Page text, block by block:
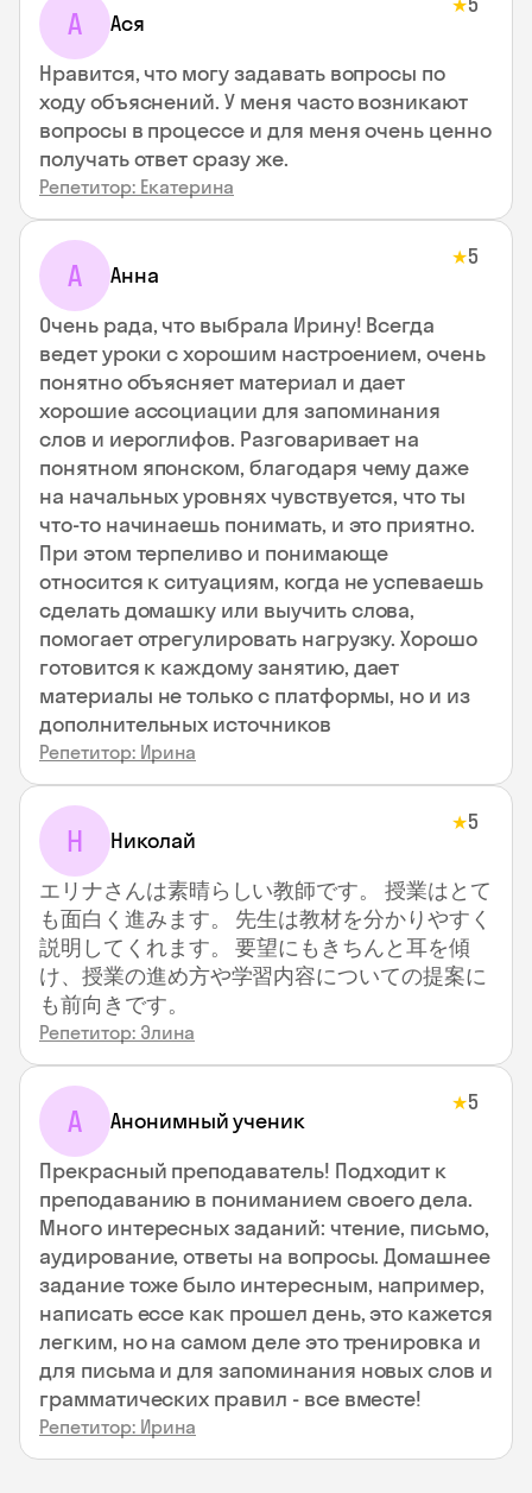
А Ася
★
Нравится, что могу задавать вопросы по
ходу объяснений. У меня часто возникают
вопросы в процессе и для меня очень ценно
получать ответ сразу же.
Репетитор: Екатерина
А Анна
★5
Очень рада, что выбрала Ирину! Всегда
ведет уроки с хорошим настроением, очень
понятно объясняет материал и дает
хорошие ассоциации для запоминания
слов и иероглифов. Разговаривает на
понятном японском, благодаря чему даже
на начальных уровнях чувствуется, что ты
что-то начинаешь понимать, и это приятно.
При этом терпеливо и понимающе
относится к ситуациям, когда не успеваешь
сделать домашку или выучить слова,
помогает отрегулировать нагрузку. Хорошо
готовится к каждому занятию, дает
материалы не только с платформы, но и из
дополнительных источников
Репетитор: Ирина
Н Николай
★5
エリナさんは素晴らしい教師です。 授業はとて
も面白く進みます。 先生は教材を分かりやすく
説明してくれます。 要望にもきちんと耳を傾
け、授業の進め方や学習内容についての提案に
も前向きです。
Репетитор: Элина
А Анонимный ученик
★5
Прекрасный преподаватель! Подходит к
преподаванию в пониманием своего дела.
Много интересных заданий: чтение, письмо,
аудирование, ответы на вопросы. Домашнее
задание тоже было интересным, например,
написать ессе как прошел день, это кажется
легким, но на самом деле это тренировка и
для письма и для запоминания новых слов и
грамматических правил - все вместе!
Репетитор: Ирина